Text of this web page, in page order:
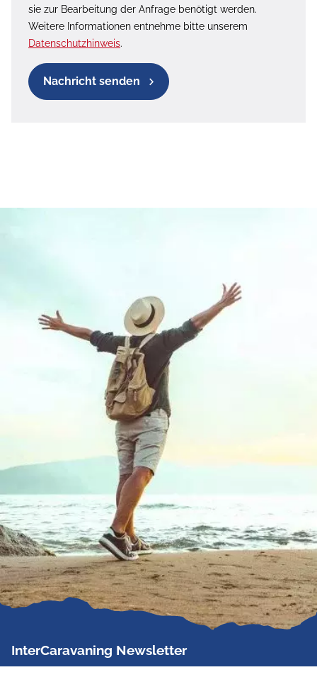
sie zur Bearbeitung der Anfrage benötigt werden.
Weitere Informationen entnehme bitte unserem
Datenschutzhinweis.
Nachricht senden
InterCaravaning Newsletter